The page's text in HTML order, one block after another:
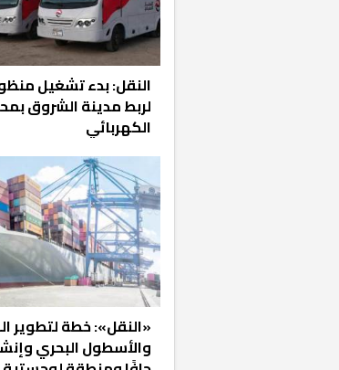
النقل: بدء تشغيل
لربط مدينة الشروق
الكهربائي
«النقل»: خطة لتطوير